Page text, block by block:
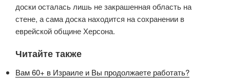
доски осталась лишь не закрашенная область на
стене, а сама доска находится на сохранении в
еврейской общине Херсона.
Читайте также
Вам 60+ в Израиле и Вы продолжаете работать?